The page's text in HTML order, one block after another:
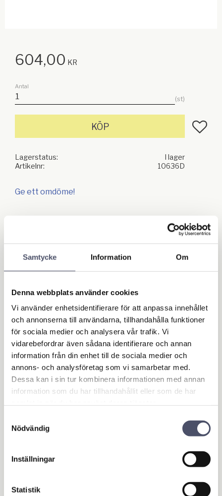
Samtycke Information Om
Denna webbplats använder cookies
Vi använder enhetsidentifierare för att anpassa innehållet
och annonserna till användarna, tillhandahålla funktioner
för sociala medier och analysera vår trafik. Vi
vidarebefordrar även sådana identifierare och annan
information från din enhet till de sociala medier och
annons- och analysföretag som vi samarbetar med.
Dessa kan i sin tur kombinera informationen med annan
information som du har tillhandahållit eller som de har
Nödvändig
Inställningar
Statistik
604,00 KR
Antal
st
KÖP Lägg
Lagerstatus
I lager
Artikelnr
10636D
Ge ett omdöme!
Omdömen
Ogrässpruta på hjul
med pump
CE-godkänd. Perfekt om du vill
gödningsmedel,
laddningsbart batteri. Man kan
använda sprutan ca 2 timmar
min. 20 liters tank. 6 meter
slang med diameter
270mm dia.